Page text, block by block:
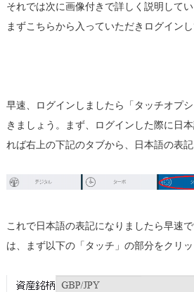
それでは次に画像付きで詳しく説明してい
まずこちらから入っていただきログインし
早速、ログインしましたら「タッチオプ
きましょう。まず、ログインした際に日
れば右上の下記のタブから、日本語の表記
これで日本語の表記になりましたら早速
は、まず以下の「タッチ」の部分をクリッ